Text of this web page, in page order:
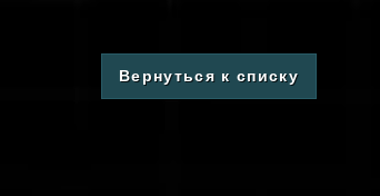
Вернуться к списку